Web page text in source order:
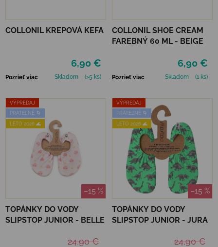
COLLONIL KREPOVÁ KEFA
6,90 €
Pozrieť viac Skladom (>5 ks)
COLLONIL SHOE CREAM
FAREBNÝ 60 ML - BEIGE
6,90 €
Pozrieť viac Skladom (1 ks)
VÝPREDAJ
PRATEĽNÉ 🌀
LETO 2026 🌊
–15 %
TOPÁNKY DO VODY
SLIPSTOP JUNIOR - BELLE
24,90 €
VÝPREDAJ
PRATEĽNÉ 🌀
LETO 2026 🌊
–15 %
TOPÁNKY DO VODY
SLIPSTOP JUNIOR - JURA
24,90 €